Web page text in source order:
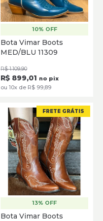
36 37 38
SELECIONE
10% OFF
Bota Vimar Boots
MED/BLU 11309
R$ 1.109,90
R$ 899,01 no pix
ou 10x de R$ 99,89
37 38
FRETE GRÁTIS
13% OFF
Bota Vimar Boots